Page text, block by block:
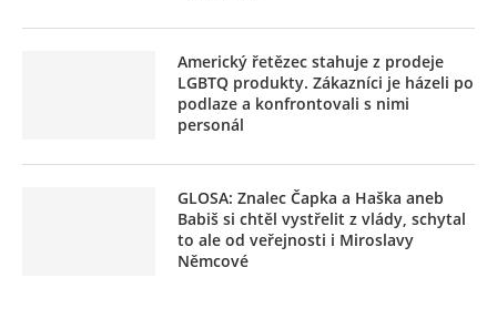
Americký řetězec stahuje z prodeje
LGBTQ produkty. Zákazníci je házeli po
podlaze a konfrontovali s nimi
personál
GLOSA: Znalec Čapka a Haška aneb
Babiš si chtěl vystřelit z vlády, schytal
to ale od veřejnosti i Miroslavy
Němcové